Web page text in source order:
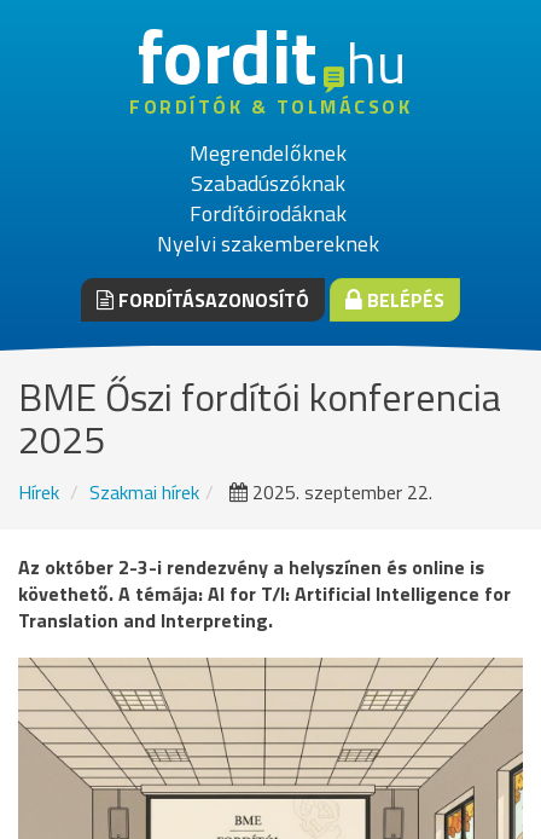
fordithu
FORDÍTÓK & TOLMÁCSOK
Megrendelőknek
Szabadúszóknak
Fordítóirodáknak
Nyelvi szakembereknek
FORDÍTÁSAZONOSÍTÓ BELÉPÉS
BME Őszi fordítói konferencia
2025
Hírek Szakmai hírek 2025. szeptember 22.
Az október 2-3-i rendezvény a helyszínen és online is
követhető. A témája: AI for T/I: Artificial Intelligence for
Translation and Interpreting.